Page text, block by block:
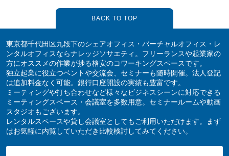
BACK TO TOP
東京都千代田区九段下のシェアオフィス・バーチャルオフィス・レ
ンタルオフィスならナレッジソサエティ。フリーランスや起業家の
方にオススメの作業が捗る格安のコワーキングスペースです。
独立起業に役立つベントや交流会、セミナーも随時開催。法人登記
は追加料金なく可能。銀行口座開設の実績も豊富です。
ミーティングや打ち合わせなど様々なビジネスシーンに対応できる
ミーティングスペース・会議室を多数用意。セミナールームや動画
スタジオもございます。
レンタルスペースや貸し会議室としてもご利用いただけます。まず
はお気軽に内覧していただき比較検討してみてください。